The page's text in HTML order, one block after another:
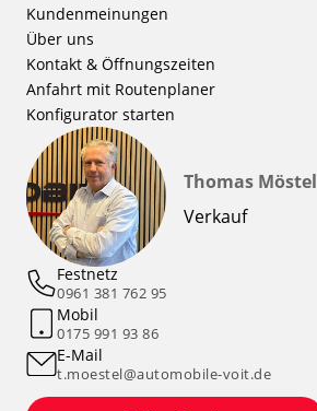
Kundenmeinungen
Über uns
Kontakt & Öffnungszeiten
Anfahrt mit Routenplaner
Konfigurator starten
Thomas Möstel
Verkauf
Festnetz
0961 381 762 95
Mobil
0175 991 93 86
E-Mail
t.moestel@automobile-voit.de